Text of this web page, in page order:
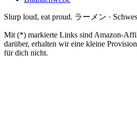
Slurp loud, eat proud. ラーメン ·
Mit (*) markierte Links sind Amazon-
darüber, erhalten wir eine kleine
für dich nicht.